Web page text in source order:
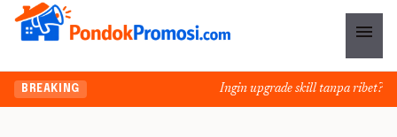
menu
BREAKING Ingin upgrade skill tanpa ribet?